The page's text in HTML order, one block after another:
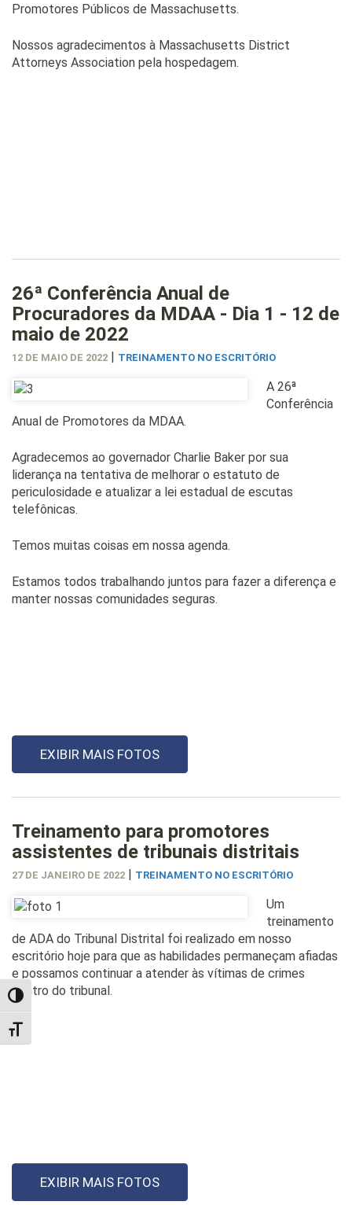
TOGGLE HIGH CONTRAST
TOGGLE FONT SIZE
Promotores Públicos de Massachusetts.
Nossos agradecimentos à Massachusetts District
Attorneys Association pela hospedagem.
26ª Conferência Anual de
Procuradores da MDAA - Dia 1 - 12 de
maio de 2022
12 DE MAIO DE 2022 | TREINAMENTO NO ESCRITÓRIO
A 26ª
Conferência
Anual de Promotores da MDAA.
Agradecemos ao governador Charlie Baker por sua
liderança na tentativa de melhorar o estatuto de
periculosidade e atualizar a lei estadual de escutas
telefônicas.
Temos muitas coisas em nossa agenda.
Estamos todos trabalhando juntos para fazer a diferença e
manter nossas comunidades seguras.
EXIBIR MAIS FOTOS
Treinamento para promotores
assistentes de tribunais distritais
27 DE JANEIRO DE 2022 | TREINAMENTO NO ESCRITÓRIO
Um
treinamento
de ADA do Tribunal Distrital foi realizado em nosso
escritório hoje para que as habilidades permaneçam afiadas
e possamos continuar a atender às vítimas de crimes
dentro do tribunal.
EXIBIR MAIS FOTOS